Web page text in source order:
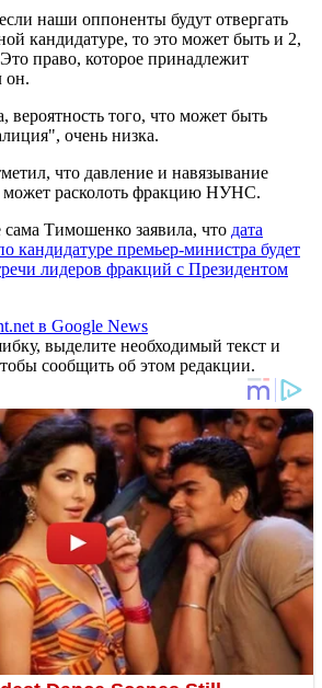
наши оппоненты будут отвергать
кандидатуре, то это может быть и 2,
право, которое принадлежит
он.
того, что может быть
очень низка.
что давление и навязывание
расколоть фракцию НУНС.
Тимошенко заявила, что дата
кандидатуре премьер-министра будет
лидеров фракций с Президентом
в Google News
выделите необходимый текст и
сообщить об этом редакции.